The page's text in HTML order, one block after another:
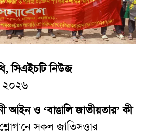
সিএইচটি নিউজ
২০২৬
আইন ও ‘বাঙালি জাতীয়তার’ কী
শ্লোগানে সকল জাতিসত্তার